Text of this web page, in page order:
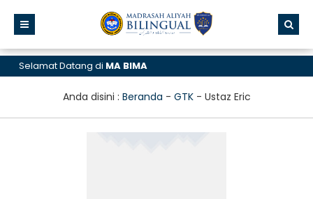
Selamat Datang diMA BIMA
Anda disini : Beranda - GTK- Ustaz Eric